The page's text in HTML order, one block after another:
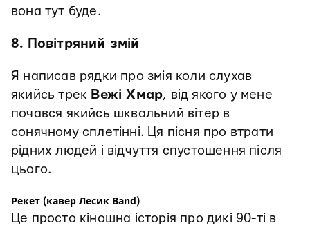
вона тут буде.
8. Повітряний змій
Я написав рядки про змія коли слухав
якийсь трек Вежі Хмар, від якого у мене
почався якийсь шквальний вітер в
сонячному сплетінні. Ця пісня про втрати
рідних людей і відчуття спустошення після
цього.
Рекет (кавер Лесик Band)
Це просто кіношна історія про дикі 90-ті в